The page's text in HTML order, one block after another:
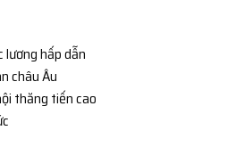
hấp dẫn
châu Âu
thăng tiến cao